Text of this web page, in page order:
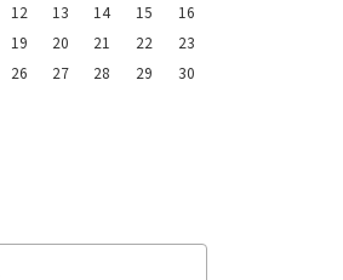
12 13 14 15
16
19 20 21 22
23
26 27 28 29
30